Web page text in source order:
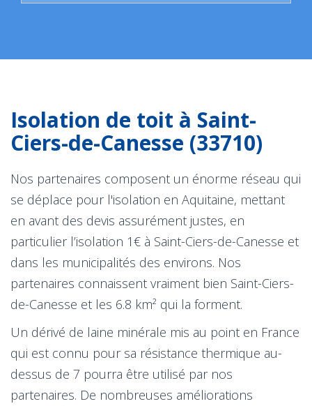
Isolation de toit à Saint-
Ciers-de-Canesse (33710)
Nos partenaires composent un énorme réseau qui
se déplace pour l'isolation en Aquitaine, mettant
en avant des devis assurément justes, en
particulier l’isolation 1€ à Saint-Ciers-de-Canesse et
dans les municipalités des environs. Nos
partenaires connaissent vraiment bien Saint-Ciers-
de-Canesse et les 6.8 km² qui la forment.
Un dérivé de laine minérale mis au point en France
qui est connu pour sa résistance thermique au-
dessus de 7 pourra être utilisé par nos
partenaires. De nombreuses améliorations